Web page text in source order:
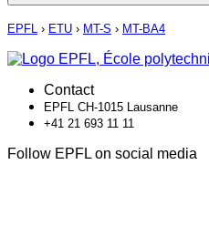
EPFL › ETU › MT-S › MT-BA4
Contact
EPFL CH-1015 Lausanne
+41 21 693 11 11
Follow EPFL on social media